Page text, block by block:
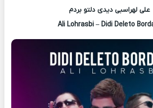
علی لهراسبی دیدی دلتو بردم
Ali Lohrasbi – Didi Deleto